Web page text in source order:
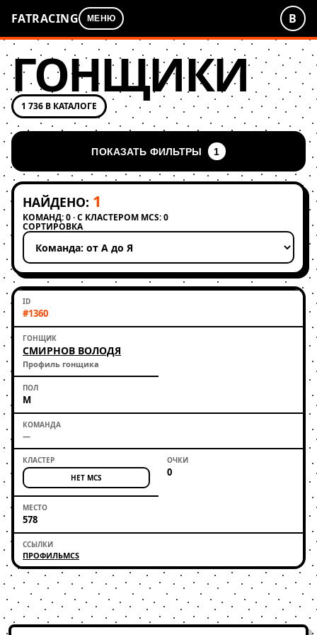
FATRACING МЕНЮ В
ГОНЩИКИ
1 736 В КАТАЛОГЕ
ПОКАЗАТЬ ФИЛЬТРЫ 1
НАЙДЕНО: 1
КОМАНД: 0 · С КЛАСТЕРОМ MCS: 0
СОРТИРОВКА
Применить сортировку
#1360
СМИРНОВ ВОЛОДЯ
Профиль гонщика
М
—
НЕТ MCS 0
578
ПРОФИЛЬMCS